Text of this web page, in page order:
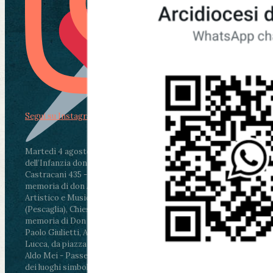
Martedì 4 agosto2026
ore 11:30 - Lucca, Scuola
dell’Infanzia don Aldo Mei - Viale Castruccio
Castracani 435 - Inaugurazione murales in
memoria di don Aldo Mei curato dal Liceo
Artistico e Musicale “Passaglia”
ore 18 - Fiano
(Pescaglia), Chiesa parrocchiale - Messa in
memoria di Don Aldo Mei celebrata da mons.
Paolo Giulietti, Arcivescovo di Lucca
ore 20.30 -
Lucca, da piazza San Michele al Cippo di don
Aldo Mei - Passeggiata della Memoria in alcuni
dei luoghi simbolo della città. Ritrovo alle ore
Segui su Instagram